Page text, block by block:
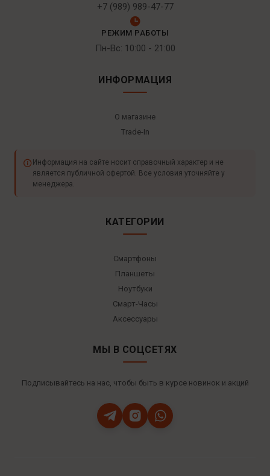
+7 (989) 989-47-77
РЕЖИМ РАБОТЫ
Пн-Вс: 10:00 - 21:00
ИНФОРМАЦИЯ
О магазине
Trade-In
Информация на сайте носит справочный характер и не
является публичной офертой. Все условия уточняйте у
менеджера.
КАТЕГОРИИ
Смартфоны
Планшеты
Ноутбуки
Смарт-Часы
Аксессуары
МЫ В СОЦСЕТЯХ
Подписывайтесь на нас, чтобы быть в курсе новинок и акций